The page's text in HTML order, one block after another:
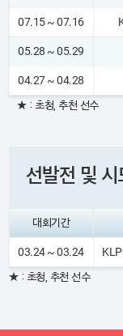
07.15 ~ 07.16
05.28 ~ 05.29
04.27 ~ 04.28
★ : 초청, 추천 선수
선발전 및 시
대회기간
03.24 ~ 03.24
★ : 초청, 추천 선수